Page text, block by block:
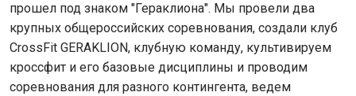
прошел под знаком "Гераклиона". Мы провели два
крупных общероссийских соревнования, создали клуб
CrossFit GERAKLION, клубную команду, культивируем
кроссфит и его базовые дисциплины и проводим
соревнования для разного контингента, ведем